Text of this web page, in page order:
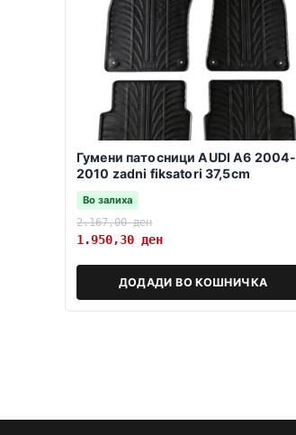
Гумени патосници AUDI A6 2004-
2010 zadni fiksatori 37,5cm
Во залиха
2.167,00ден
1.950,30 ден
ДОДАДИ ВО КОШНИЧКА